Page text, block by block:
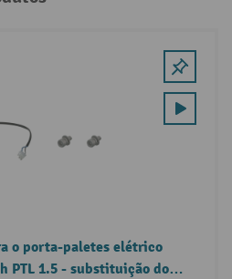
o porta-paletes elétrico
PTL 1.5 - substituição do